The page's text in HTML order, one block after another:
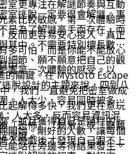
室更專注在解謎節奏與互動
素比較敏感，第一次體驗時
反而更容易安心投入。真正
多可怕，而是你能不能放心
中。
室逃脫一定要很會解謎。事
是為了解謎高手而存在，而
其中。不需要特別擅長數字
細節、願不願意把自己的觀
的關鍵。在 Mystoto Escape
，我們一直避免把密室做成
起解得多快，我們更在意玩
，並且獲得自己是過程的一
浸感。
響第一次體驗的感受。以
脫設計的主題來說，四到八
。人太少，容易同時被多個
人太多，反而容易資訊混
開始。剛好的人數，讓每個
能站在旁邊等待結果發生。
「恐怖」「刺激」或「高難
入遊戲後才發現自己跟不上